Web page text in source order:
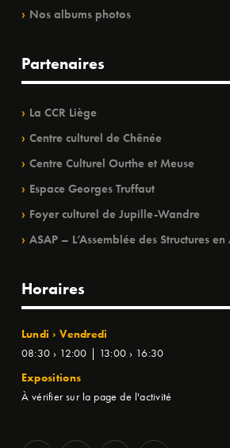
Nos albums photos
Partenaires
La CCR Liège
Centre culturel de Chênée
Centre Culturel Ourthe et Meuse
Espace Georges Truffaut
Foyer culturel de Jupille-Wandre
ASAP – L’Assemblée des Structures
Horaires
Lundi › Vendredi
08:30 › 12:00 | 13:00 › 16:30
Expositions
À vérifier sur la page de l'activité